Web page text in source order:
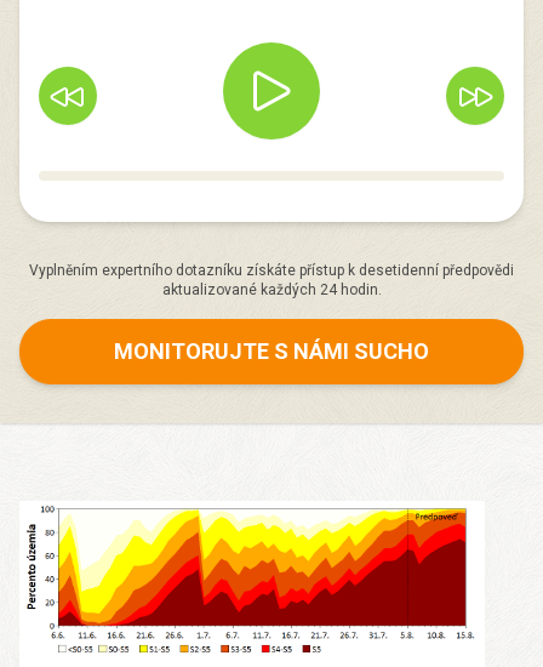
Vyplněním expertního dotazníku získáte přístup k desetidenní předpovědi
aktualizované každých 24 hodin.
MONITORUJTE S NÁMI SUCHO